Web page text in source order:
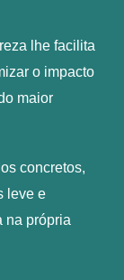
lhe facilita
o impacto
maior
concretos,
leve e
na própria